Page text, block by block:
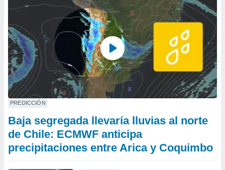
PREDICCIÓN
Baja segregada llevaría lluvias al norte
de Chile: ECMWF anticipa
precipitaciones entre Arica y Coquimbo